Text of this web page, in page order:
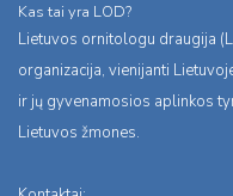
Kas tai yra LOD?
Lietuvos ornitologu draugija
organizacija, vienijanti
ir jų gyvenamosios aplinkos
Lietuvos žmones.